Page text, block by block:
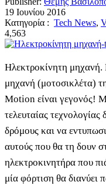
19 Ιουνίου 2016
Κατηγορία : Tech News,
4,563
Ηλεκτροκίνητη
μηχανή (μοτοσικλέτα)
Motion είναι γεγονός!
τελευταίας τεχνολογίας
δρόμους και να
αυτούς που θα τη δουν
ηλεκτροκινητήρα που
μία φόρτιση θα